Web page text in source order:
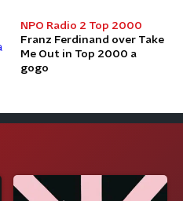
NPO Radio 2 Top 2000
Franz Ferdinand over Take
Me Out in Top 2000 a
gogo